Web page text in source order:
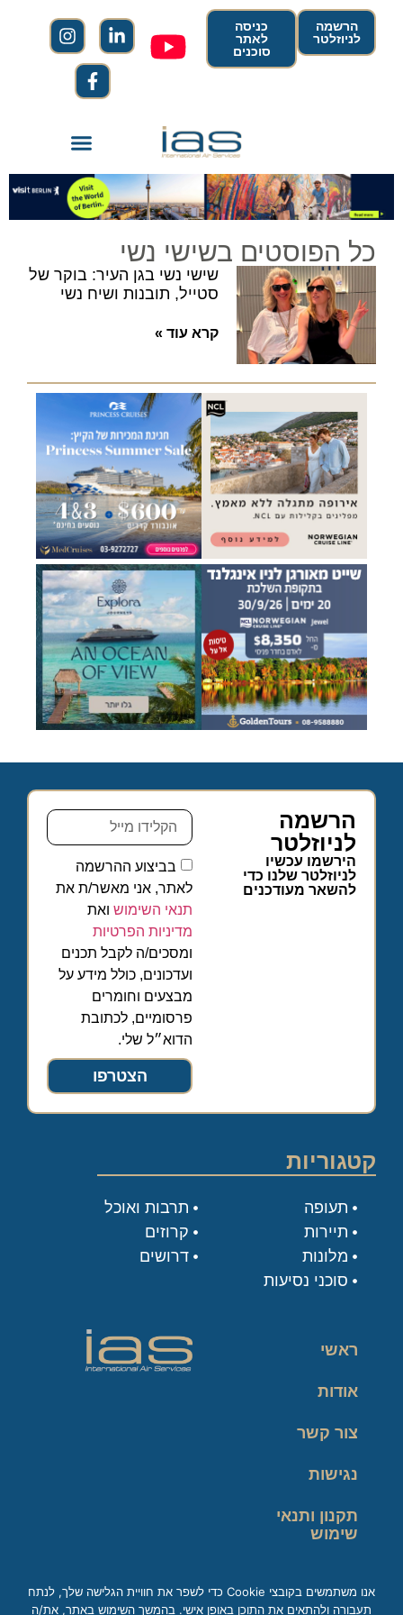
הרשמה
לניוזלטר
כניסה
לאתר
סוכנים
כל הפוסטים בשישי נשי
שישי נשי בגן העיר: בוקר של
סטייל, תובנות ושיח נשי
קרא עוד »
הרשמה
לניוזלטר
הירשמו עכשיו
לניוזלטר שלנו כדי
להשאר מעודכנים
בביצוע ההרשמה
לאתר, אני מאשר/ת את
תנאי השימוש ואת
מדיניות הפרטיות
ומסכים/ה לקבל תכנים
ועדכונים, כולל מידע על
מבצעים וחומרים
פרסומיים, לכתובת
הדוא״ל שלי.
הצטרפו
קטגוריות
תעופה
תיירות
מלונות
סוכני נסיעות
תרבות ואוכל
קרוזים
דרושים
ראשי
אודות
צור קשר
נגישות
תקנון ותנאי
שימוש
אנו משתמשים בקובצי Cookie כדי לשפר את חוויית הגלישה שלך, לנתח
תעבורה ולהתאים את התוכן באופן אישי. בהמשך השימוש באתר, את/ה